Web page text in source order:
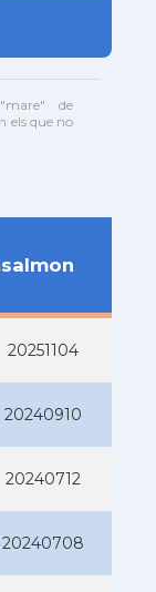
de
els que no
20251104
20240910
20240712
20240708